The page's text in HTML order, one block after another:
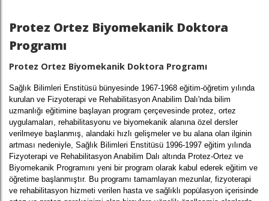
Protez Ortez Biyomekanik Doktora
Programı
Protez Ortez Biyomekanik Doktora Programı
Sağlık Bilimleri Enstitüsü bünyesinde 1967-1968 eğitim-öğretim yılında
kurulan ve Fizyoterapi ve Rehabilitasyon Anabilim Dalı'nda bilim
uzmanlığı eğitimine başlayan program çerçevesinde protez, ortez
uygulamaları, rehabilitasyonu ve biyomekanik alanına özel dersler
verilmeye başlanmış, alandaki hızlı gelişmeler ve bu alana olan ilginin
artması nedeniyle, Sağlık Bilimleri Enstitüsü 1996-1997 eğitim yılında
Fizyoterapi ve Rehabilitasyon Anabilim Dalı altında Protez-Ortez ve
Biyomekanik Programını yeni bir program olarak kabul ederek eğitim ve
öğretime başlanmıştır. Bu programı tamamlayan mezunlar, fizyoterapi
ve rehabilitasyon hizmeti verilen hasta ve sağlıklı popülasyon içerisinde